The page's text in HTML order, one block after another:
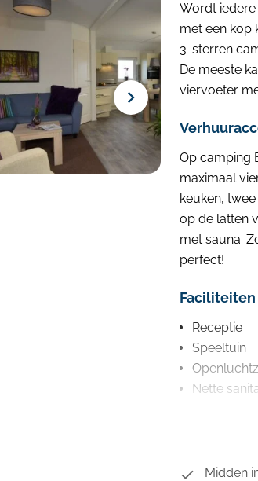
Wordt
met een kop
3-sterren
De meeste
viervoeter
Op camping
maximaal
keuken,
op de latten
met sauna.
perfect!
Faciliteiten
Receptie
Speeltuin
Nette
Midden